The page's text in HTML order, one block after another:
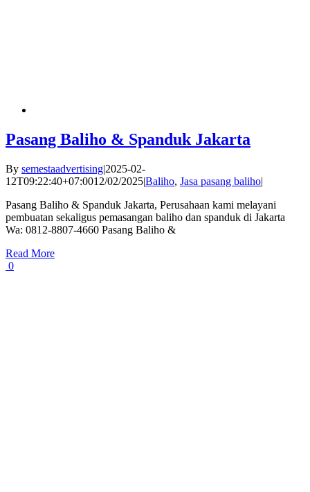
Pasang Baliho & Spanduk Jakarta
By semestaadvertising|2025-02-
12T09:22:40+07:0012/02/2025|Baliho, Jasa pasang baliho|
Pasang Baliho & Spanduk Jakarta, Perusahaan kami melayani
pembuatan sekaligus pemasangan baliho dan spanduk di Jakarta
Wa: 0812-8807-4660 Pasang Baliho &
Read More
0